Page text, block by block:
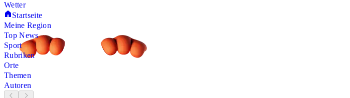
Wetter
Startseite
Meine Region
Top News
Sport
Rubriken
Orte
Themen
Autoren